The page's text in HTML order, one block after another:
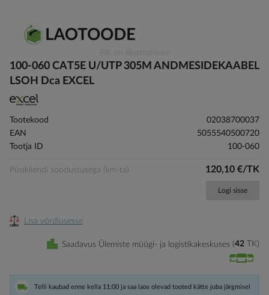
to
the
of
images
gallery
100-060 CAT5E U/UTP 305M ANDMESIDEKAABEL
LSOH Dca EXCEL
Tootekood
02038700037
EAN
5055540500720
Tootja ID
100-060
Püsikliendi soodustusega (km-ta) 120,10 €/TK
Logi sisse
Lisa võrdlusesse
Saadavus Ülemiste müügi- ja logistikakeskuses 42 TK
Telli kaubad enne kella 11:00 ja saa laos olevad tooted kätte juba järgmisel